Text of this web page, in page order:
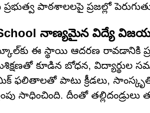
పాఠశాలలపై ప్రజల్లో
School నాణ్యమైన విద్యే
ఈ స్థాయి ఆదరణ రావడానికి
కూడిన బోధన, విద్యార్థుల
ఫలితాలతో పాటు క్రీడలు,
సాధించింది. దీంతో